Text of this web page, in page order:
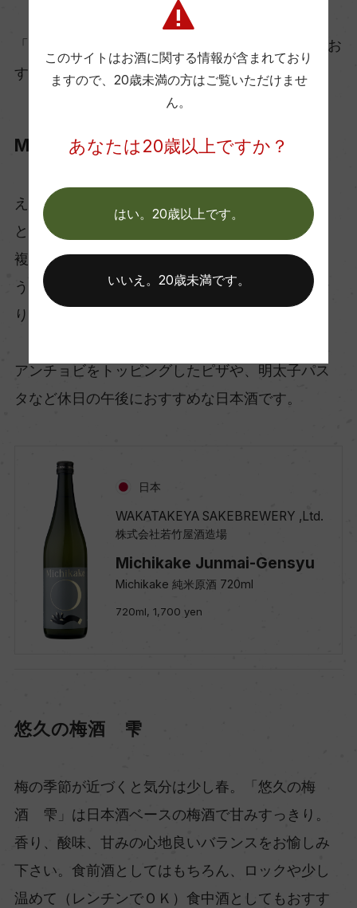
「Craft Sake」バイヤーが、テイスティングしたお
すすめ日本酒をご紹介いたします。
Michikake 純米原酒
え？日本酒なの？ワインなの？今まで出会ったこ
とのないような不思議な感じ。
複雑味の中に艶のある酸が輝きを放ち、果実のよ
うな風味とスキッとした感覚が面白くてクセにな
ります。
アンチョビをトッピングしたピザや、明太子パス
タなど休日の午後におすすめな日本酒です。
日本
WAKATAKEYA SAKEBREWERY ,Ltd.
株式会社若竹屋酒造場
Michikake Junmai-Gensyu
Michikake 純米原酒 720ml
720ml, 1,700 yen
悠久の梅酒 雫
梅の季節が近づくと気分は少し春。「悠久の梅
酒 雫」は日本酒ベースの梅酒で甘みすっきり。
香り、酸味、甘みの心地良いバランスをお愉しみ
下さい。食前酒としてはもちろん、ロックや少し
温めて（レンチンでＯＫ）食中酒としてもおすす
このサイトはお酒に関する情報が含まれており
ますので、 20歳未満の方はご覧いただけませ
ん。
あなたは20歳以上ですか？
はい。20歳以上です。
いいえ。20歳未満です。